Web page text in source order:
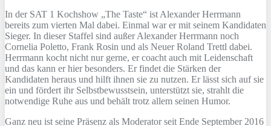
In der SAT 1 Kochshow „The Taste“ ist Alexander Herrmann
bereits zum vierten Mal dabei. Einmal war er mit seinem Kandidaten
Sieger. In dieser Staffel sind außer Alexander Herrmann noch
Cornelia Poletto, Frank Rosin und als Neuer Roland Trettl dabei.
Herrmann kocht nicht nur gerne, er coacht auch mit Leidenschaft
und das kann er hier besonders. Er findet die Stärken der
Kandidaten heraus und hilft ihnen sie zu nutzen. Er lässt sich auf sie
ein und fördert ihr Selbstbewusstsein, unterstützt sie, strahlt die
notwendige Ruhe aus und behält trotz allem seinen Humor.
Ganz neu ist seine Präsenz als Moderator seit Ende September 2016